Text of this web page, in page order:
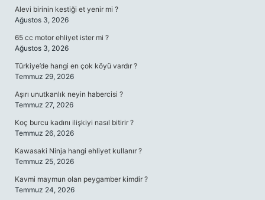
Alevi birinin kestiği et yenir mi ?
Ağustos 3, 2026
65 cc motor ehliyet ister mi ?
Ağustos 3, 2026
Türkiye’de hangi en çok köyü vardır ?
Temmuz 29, 2026
Aşırı unutkanlık neyin habercisi ?
Temmuz 27, 2026
Koç burcu kadını ilişkiyi nasıl bitirir ?
Temmuz 26, 2026
Kawasaki Ninja hangi ehliyet kullanır ?
Temmuz 25, 2026
Kavmi maymun olan peygamber kimdir ?
Temmuz 24, 2026